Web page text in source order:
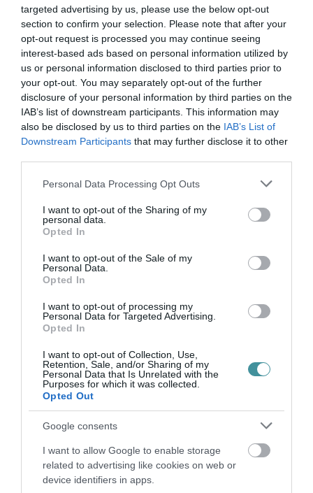
targeted advertising by us, please use the below opt-out
section to confirm your selection. Please note that after your
opt-out request is processed you may continue seeing
interest-based ads based on personal information utilized by
us or personal information disclosed to third parties prior to
your opt-out. You may separately opt-out of the further
disclosure of your personal information by third parties on the
IAB’s list of downstream participants. This information may
also be disclosed by us to third parties on the IAB’s List of
Downstream Participants that may further disclose it to other
Please note that this website/app uses one or more Google
not limited to your visit or usage behaviour. You may click to
grant or deny consent to Google and its third-party tags to
use your data for below specified purposes in below Google
consent section.
Personal Data Processing Opt Outs
I want to opt-out of the Sharing of my
personal data.
Opted In
I want to opt-out of the Sale of my
Personal Data.
Opted In
I want to opt-out of processing my
Personal Data for Targeted Advertising.
Opted In
I want to opt-out of Collection, Use,
Retention, Sale, and/or Sharing of my
Personal Data that Is Unrelated with the
Purposes for which it was collected.
Opted Out
Google consents
I want to allow Google to enable storage
related to advertising like cookies on web or
device identifiers in apps.
(Indexfotó: Rosta Tibor / MTI)
Ne maradjon le a legfrissebb hírekről, kövessen
bennünket az EGRI ÜGYEK Google Hírek oldalán!
VISSZA A FŐOLDALRA